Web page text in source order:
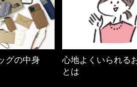
るおしゃれ
40代の小顔メイク